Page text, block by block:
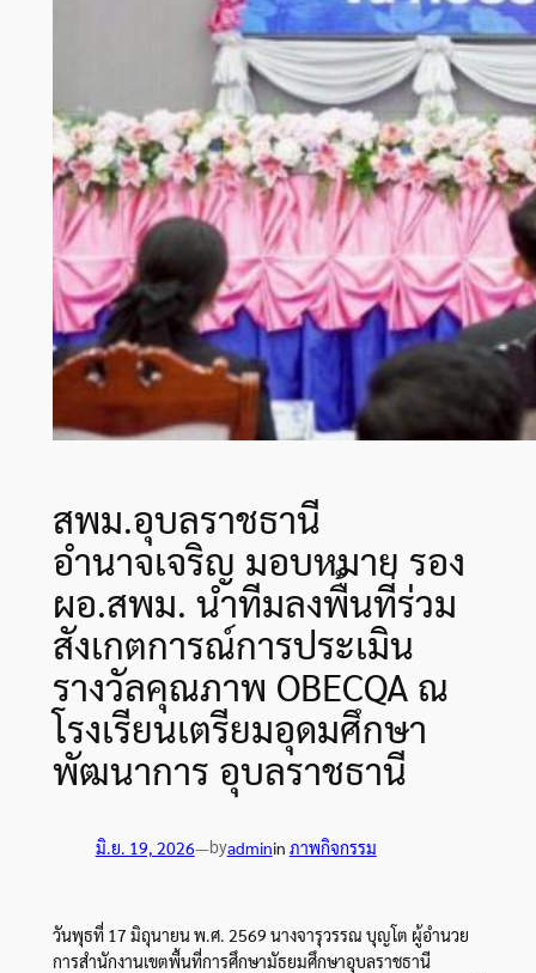
สพม.อุบลราชธานี
อำนาจเจริญ มอบหมาย รอง
ผอ.สพม. นำทีมลงพื้นที่ร่วม
สังเกตการณ์การประเมิน
รางวัลคุณภาพ OBECQA ณ
โรงเรียนเตรียมอุดมศึกษา
พัฒนาการ อุบลราชธานี
มิ.ย. 19, 2026—byadminin ภาพกิจกรรม
วันพุธที่ 17 มิถุนายน พ.ศ. 2569 นางจารุวรรณ บุญโต ผู้อำนวย
การสำนักงานเขตพื้นที่การศึกษามัธยมศึกษาอุบลราชธานี